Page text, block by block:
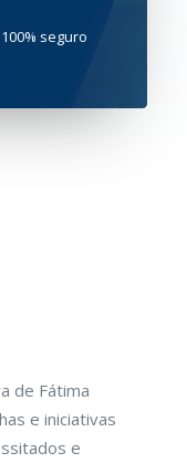
seguro
de Fátima
e iniciativas
e